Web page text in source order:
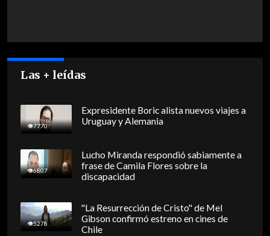
Las + leídas
7770
Expresidente Boric alista nuevos viajes a
Uruguay y Alemania
6807
Lucho Miranda respondió sabiamente a
frase de Camila Flores sobre la
discapacidad
5278
"La Resurrección de Cristo" de Mel
Gibson confirmó estreno en cines de
Chile